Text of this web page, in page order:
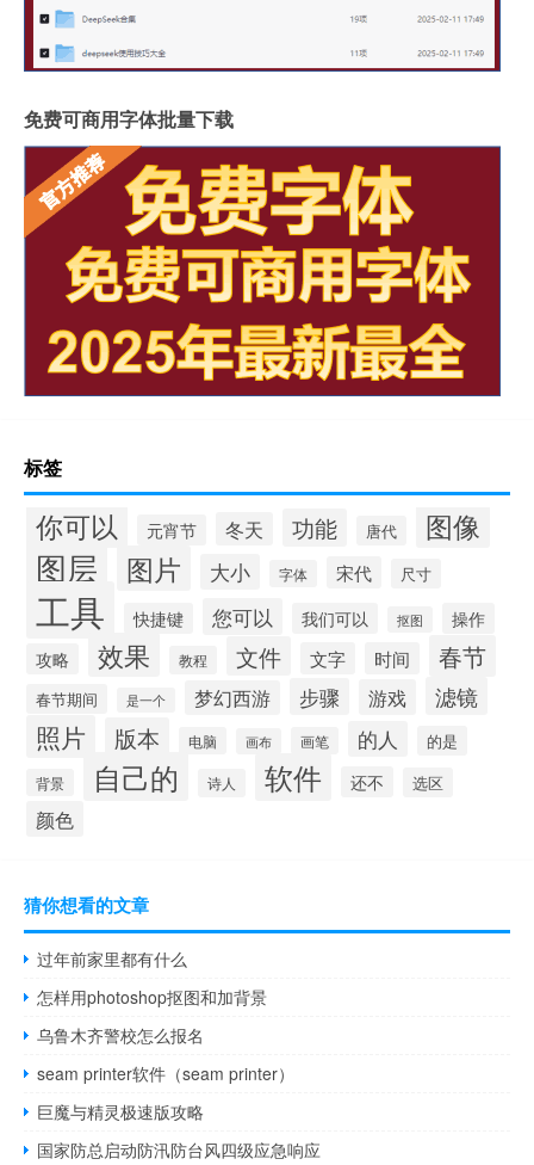
免费可商用字体批量下载
标签
你可以 元宵节 冬天 功能 唐代 图像
图层 图片 大小 字体 宋代 尺寸
工具 快捷键 您可以 我们可以 抠图
操作
攻略
效果 教程 文件 文字 时间 春节
春节期间 是一个 梦幻西游 步骤 游戏 滤镜
照片 版本 电脑 画布 画笔 的人 的是
背景 自己的 诗人 软件 还不 选区
颜色
猜你想看的文章
过年前家里都有什么
怎样用photoshop抠图和加背景
乌鲁木齐警校怎么报名
seam printer软件（seam printer）
巨魔与精灵极速版攻略
国家防总启动防汛防台风四级应急响应